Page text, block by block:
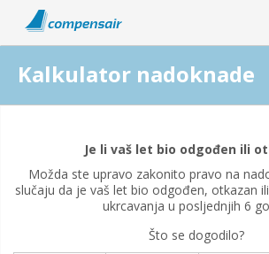
Kalkulator nadoknade
Je li vaš let bio odgođen ili
Možda ste upravo zakonito pravo na
slučaju da je vaš let bio odgođen, otkazan
ukrcavanja u posljednjih 6
Što se dogodilo?